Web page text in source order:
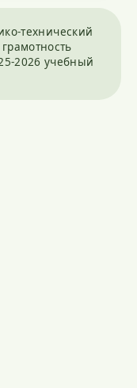
технический
2026 учебный